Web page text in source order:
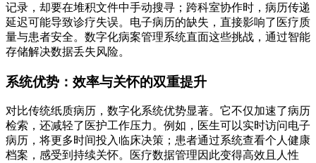
记录，却要在堆积文件中手动搜寻；跨科室协作时，病历传递
延迟可能导致诊疗失误。电子病历的缺失，直接影响了医疗质
量与患者安全。数字化病案管理系统直面这些挑战，通过智能
存储解决数据丢失风险。
系统优势：效率与关怀的双重提升
对比传统纸质病历，数字化系统优势显著。它不仅加速了病历
检索，还减轻了医护工作压力。例如，医生可以实时访问电子
病历，将更多时间投入临床决策；患者通过系统查看个人健康
档案，感受到持续关怀。医疗数据管理因此变得高效且人性